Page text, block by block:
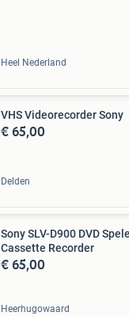
Heel Nederland
VHS Videorecorder Sony
€ 65,00
Delden
Sony SLV-D900 DVD
Cassette Recorder
€ 65,00
Heerhugowaard